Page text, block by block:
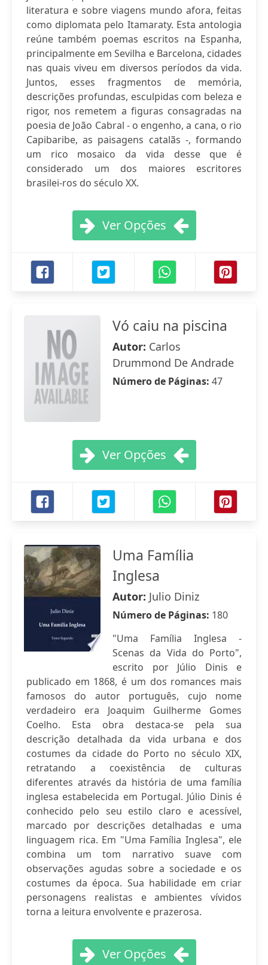
literatura e sobre viagens mundo afora, feitas
como diplomata pelo Itamaraty. Esta antologia
reúne também poemas escritos na Espanha,
principalmente em Sevilha e Barcelona, cidades
nas quais viveu em diversos períodos da vida.
Juntos, esses fragmentos de memória,
descrições profundas, esculpidas com beleza e
rigor, nos remetem a figuras consagradas na
poesia de João Cabral - o engenho, a cana, o rio
Capibaribe, as paisagens catalãs -, formando
um rico mosaico da vida desse que é
considerado um dos maiores escritores
brasilei-ros do século XX.
Ver Opções
Vó caiu na piscina
Autor: Carlos
Drummond De Andrade
Número de Páginas: 47
Ver Opções
Uma Família
Inglesa
Autor: Julio Diniz
Número de Páginas: 180
"Uma Família Inglesa -
Scenas da Vida do Porto",
escrito por Júlio Dinis e
publicado em 1868, é um dos romances mais
famosos do autor português, cujo nome
verdadeiro era Joaquim Guilherme Gomes
Coelho. Esta obra destaca-se pela sua
descrição detalhada da vida urbana e dos
costumes da cidade do Porto no século XIX,
retratando a coexistência de culturas
diferentes através da história de uma família
inglesa estabelecida em Portugal. Júlio Dinis é
conhecido pelo seu estilo claro e acessível,
marcado por descrições detalhadas e uma
linguagem rica. Em "Uma Família Inglesa", ele
combina um tom narrativo suave com
observações agudas sobre a sociedade e os
costumes da época. Sua habilidade em criar
personagens realistas e ambientes vívidos
torna a leitura envolvente e prazerosa.
Ver Opções